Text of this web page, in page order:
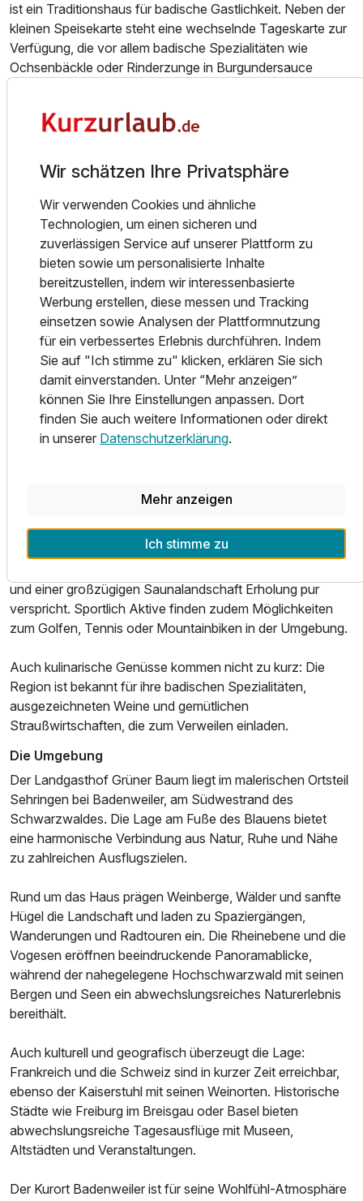
Ausstattung
Für 7 Tage
Einzelzimmer mit Balkon
1 Erwachsenen
Für 7 Tage p.P. ab649,00 €
Einzelzimmer mit Balkon & Schreibtisch
1 Erwachsenen
Für 7 Tage p.P. ab649,00 €
Einzelzimmer Standard
ist ein Traditionshaus für badische Gastlichkeit. Neben der
kleinen Speisekarte steht eine wechselnde Tageskarte zur
Verfügung, die vor allem badische Spezialitäten wie
Ochsenbäckle oder Rinderzunge in Burgundersauce
Produkte gelegt. Auch bei der Getränkeauswahl liegt der
Restaurant mit wunderschönem Blick in die Rheinebene
und die Vogesen lässt sich der Tag kulinarisch ausklingen.
Wellness & Freizeit
Die idyllische Lage des Landgasthofs Grüner Baum am
Südwestrand des Schwarzwaldes macht das Haus zu
einem idealen Ausgangspunkt für vielfältige
Freizeitaktivitäten. Direkt vor der Tür laden
abwechslungsreiche Wander- und Radwege zu Touren
durch die reizvolle Landschaft des Markgräflerlandes ein.
Spaziergänge durch Wälder und Weinberge eröffnen
herrliche Ausblicke auf die Rheinebene und die Vogesen.
Wer Kultur und Ausflüge schätzt, profitiert von der Nähe zu
Frankreich, der Schweiz, dem Kaiserstuhl und dem
breites Angebot an Museen, historischen Stätten und
Für Entspannung sorgt die Cassiopeia Therme in
und einer großzügigen Saunalandschaft Erholung pur
verspricht. Sportlich Aktive finden zudem Möglichkeiten
zum Golfen, Tennis oder Mountainbiken in der Umgebung.
Auch kulinarische Genüsse kommen nicht zu kurz: Die
Region ist bekannt für ihre badischen Spezialitäten,
ausgezeichneten Weine und gemütlichen
Straußwirtschaften, die zum Verweilen einladen.
Die Umgebung
Der Landgasthof Grüner Baum liegt im malerischen Ortsteil
Sehringen bei Badenweiler, am Südwestrand des
Schwarzwaldes. Die Lage am Fuße des Blauens bietet
eine harmonische Verbindung aus Natur, Ruhe und Nähe
zu zahlreichen Ausflugszielen.
Rund um das Haus prägen Weinberge, Wälder und sanfte
Hügel die Landschaft und laden zu Spaziergängen,
Wanderungen und Radtouren ein. Die Rheinebene und die
Vogesen eröffnen beeindruckende Panoramablicke,
während der nahegelegene Hochschwarzwald mit seinen
Bergen und Seen ein abwechslungsreiches Naturerlebnis
bereithält.
Auch kulturell und geografisch überzeugt die Lage:
Frankreich und die Schweiz sind in kurzer Zeit erreichbar,
ebenso der Kaiserstuhl mit seinen Weinorten. Historische
Städte wie Freiburg im Breisgau oder Basel bieten
abwechslungsreiche Tagesausflüge mit Museen,
Altstädten und Veranstaltungen.
Der Kurort Badenweiler ist für seine Wohlfühl-Atmosphäre
Wir schätzen Ihre Privatsphäre
Wir verwenden Cookies und ähnliche
Technologien, um einen sicheren und
zuverlässigen Service auf unserer Plattform zu
bieten sowie um personalisierte Inhalte
bereitzustellen, indem wir interessenbasierte
Werbung erstellen, diese messen und Tracking
einsetzen sowie Analysen der Plattformnutzung
für ein verbessertes Erlebnis durchführen. Indem
Sie auf "Ich stimme zu" klicken, erklären Sie sich
damit einverstanden. Unter “Mehr anzeigen”
können Sie Ihre Einstellungen anpassen. Dort
finden Sie auch weitere Informationen oder direkt
in unserer Datenschutzerklärung.
Mehr anzeigen
Ich stimme zu